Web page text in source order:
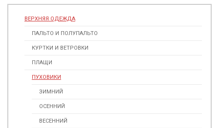
ВЕРХНЯЯ ОДЕЖДА
ПАЛЬТО И ПОЛУПАЛЬТО
КУРТКИ И ВЕТРОВКИ
ПЛАЩИ
ПУХОВИКИ
ЗИМНИЙ
ОСЕННИЙ
ВЕСЕННИЙ